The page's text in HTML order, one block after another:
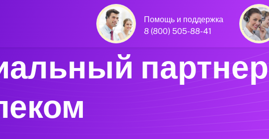
Помощь и поддержка
8 (800) 505-88-41
партнер